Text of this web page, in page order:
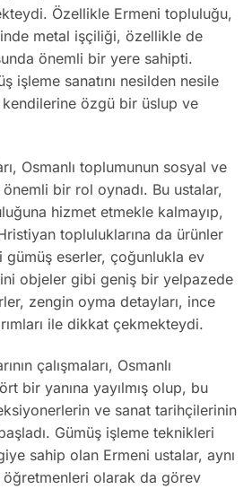
Özellikle Ermeni topluluğu,
metal işçiliği, özellikle de
önemli bir yere sahipti.
işleme sanatını nesilden nesile
özgü bir üslup ve
Osmanlı toplumunun sosyal ve
önemli bir rol oynadı. Bu ustalar,
hizmet etmekle kalmayıp,
topluluklarına da ürünler
gümüş eserler, çoğunlukla ev
objeler gibi geniş bir yelpazede
zengin oyma detayları, ince
ile dikkat çekmekteydi.
çalışmaları, Osmanlı
bir yanına yayılmış olup, bu
ve sanat tarihçilerinin
Gümüş işleme teknikleri
sahip olan Ermeni ustalar, aynı
öğretmenleri olarak da görev